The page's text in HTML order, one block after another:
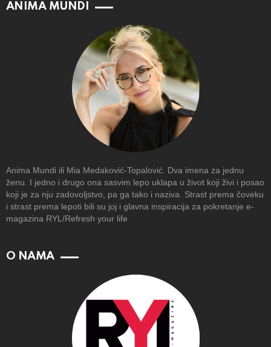
ANIMA MUNDI
Anima Mundi ili Mia Medaković-Topalović. Dva imena za jednu
ženu. I jedno i drugo ona sasvim lepo uklapa u život koji živi i posao
koji je za nju zadovoljstvo, pa ga tako i naziva. Strast prema čoveku
i strast prema lepoti bili su joj i glavna inspiracija za pokretanje e-
magazina RYL/Refresh your life
O NAMA